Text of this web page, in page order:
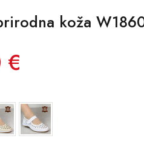
koža
€